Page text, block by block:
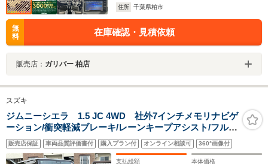
住所
千葉県柏市
無
料
在庫確認・見積依頼
販売店： ガリバー 柏店
スズキ
ジムニーシエラ 1.5 JC 4WD 社外7インチメモリナビゲ
ーション/衝突軽減ブレーキ/レーンキープアシスト/フルセ
グ/バックカメラ/クルーズコントロール/ステアリングスイ
ッチ/前席シートヒーター/純正フロアマット/純正LEDライ
ト
販売店保証 車両品質評価書付 購入プラン付 オンライン相談可 360°画像付
支払総額 本体価格